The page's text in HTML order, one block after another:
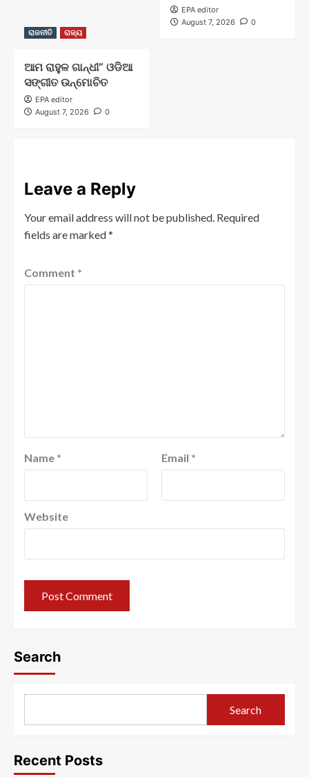
EPA editor
August 7, 2026
0
ରାଜନୀତି
ରାଜ୍ୟ
ଆମ ରାହୁଳ ଗାନ୍ଧୀ” ଓଡିଆ
ସଙ୍ଗୀତ ଉନ୍ମୋଚିତ
EPA editor
August 7, 2026
0
Leave a Reply
Your email address will not be published. Required
fields are marked*
Comment *
Name * Email *
Website
Search
Search
Recent Posts